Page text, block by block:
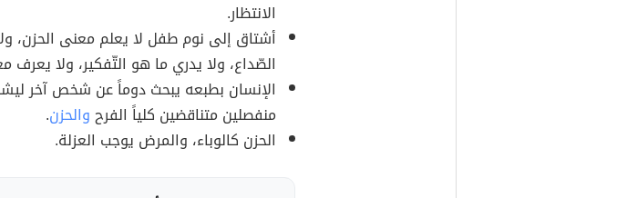
الانتظار.
أشتاق إلى نوم طفل لا يعلم معنى الحزن،
الصّداع، ولا يدري ما هو التّفكير، ولا
الإنسان بطبعه يبحث دوماً عن شخص آخر
منفصلين متناقضين كلياً الفرحوالحزن.
الحزن كالوباء، والمرض يوجب العزلة.